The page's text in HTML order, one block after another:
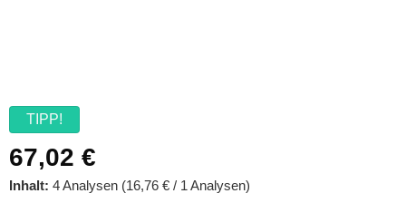
TIPP!
67,02 €
Inhalt: 4 Analysen (16,76 € / 1 Analysen)